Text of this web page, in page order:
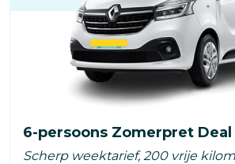
6-persoons Zomerpret Deal
Scherp weektarief, 200 vrije